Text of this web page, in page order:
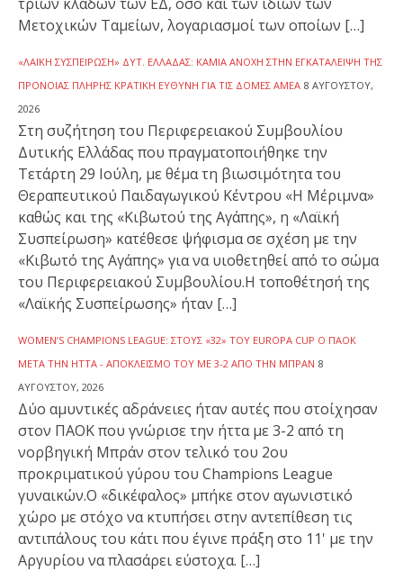
Μετοχικών Ταμείων, λογαριασμοί των οποίων […]
«ΛΑΪΚΉ ΣΥΣΠΕΊΡΩΣΗ» ΔΥΤ. ΕΛΛΆΔΑΣ: ΚΑΜΊΑ ΑΝΟΧΉ ΣΤΗΝ ΕΓΚΑΤΆΛΕΙΨΗ ΤΗΣ
ΠΡΌΝΟΙΑΣ ΠΛΉΡΗΣ ΚΡΑΤΙΚΉ ΕΥΘΎΝΗ ΓΙΑ ΤΙΣ ΔΟΜΈΣ ΑΜΕΑ 8 ΑΥΓΟΎΣΤΟΥ,
2026
Στη συζήτηση του Περιφερειακού Συμβουλίου
Δυτικής Ελλάδας που πραγματοποιήθηκε την
Τετάρτη 29 Ιούλη, με θέμα τη βιωσιμότητα του
Θεραπευτικού Παιδαγωγικού Κέντρου «Η Μέριμνα»
καθώς και της «Κιβωτού της Αγάπης», η «Λαϊκή
Συσπείρωση» κατέθεσε ψήφισμα σε σχέση με την
«Κιβωτό της Αγάπης» για να υιοθετηθεί από το σώμα
του Περιφερειακού Συμβουλίου.Η τοποθέτησή της
«Λαϊκής Συσπείρωσης» ήταν […]
WOMEN’S CHAMPIONS LEAGUE: ΣΤΟΥΣ «32» ΤΟΥ EUROPA CUP Ο ΠΑΟΚ
ΜΕΤΆ ΤΗΝ ΉΤΤΑ - ΑΠΟΚΛΕΙΣΜΌ ΤΟΥ ΜΕ 3-2 ΑΠΌ ΤΗΝ ΜΠΡΑΝ 8
ΑΥΓΟΎΣΤΟΥ, 2026
Δύο αμυντικές αδράνειες ήταν αυτές που στοίχησαν
στον ΠΑΟΚ που γνώρισε την ήττα με 3-2 από τη
νορβηγική Μπράν στον τελικό του 2ου
προκριματικού γύρου του Champions League
γυναικών.Ο «δικέφαλος» μπήκε στον αγωνιστικό
χώρο με στόχο να κτυπήσει στην αντεπίθεση τις
αντιπάλους του κάτι που έγινε πράξη στο 11' με την
Αργυρίου να πλασάρει εύστοχα. […]